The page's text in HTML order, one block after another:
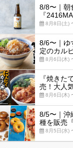
8/8〜｜朝
『
8月8日(土)
8/6〜｜ゆ
定のカル
8月6日(木)
『焼きた
売！大人
8月6日(木)
8/5〜｜沖
種を販売
8月5日(水)